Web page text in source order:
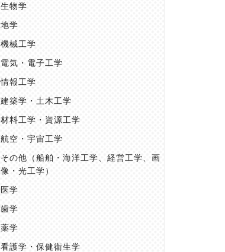
生物学
地学
機械工学
電気・電子工学
情報工学
建築学・土木工学
材料工学・資源工学
航空・宇宙工学
その他 （船舶・海洋工学、経営工学、画
像・光工学）
医学
歯学
薬学
看護学・保健衛生学